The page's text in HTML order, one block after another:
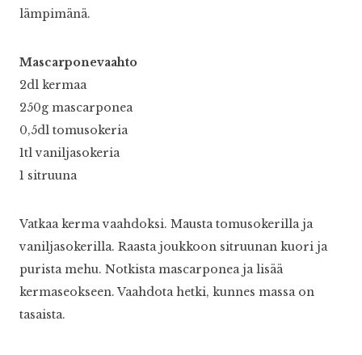
lämpimänä.
Mascarponevaahto
2dl kermaa
250g mascarponea
0,5dl tomusokeria
1tl vaniljasokeria
1 sitruuna
Vatkaa kerma vaahdoksi. Mausta tomusokerilla ja
vaniljasokerilla. Raasta joukkoon sitruunan kuori ja
purista mehu. Notkista mascarponea ja lisää
kermaseokseen. Vaahdota hetki, kunnes massa on
tasaista.